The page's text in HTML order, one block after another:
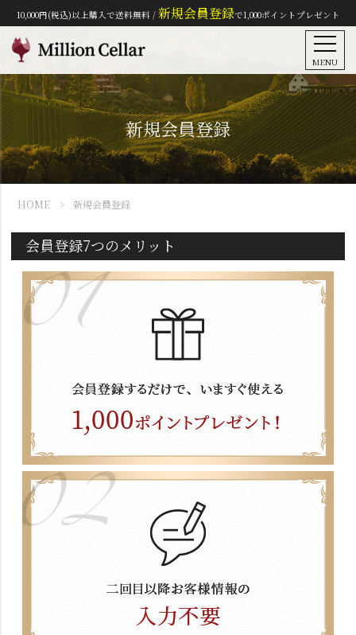
10,000円(税込)以上購入で送料無料 / 新規会員登録で1,000ポイントプレゼント
MENU
新規会員登録
HOME 新規会員登録
会員登録7つのメリット